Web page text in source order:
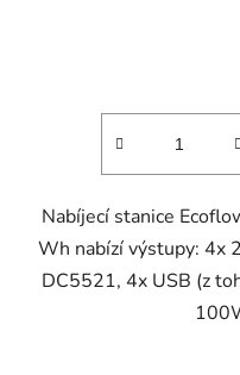
Nabíjecí stanice
Wh nabízí výstupy: 4x
DC5521, 4x USB (z